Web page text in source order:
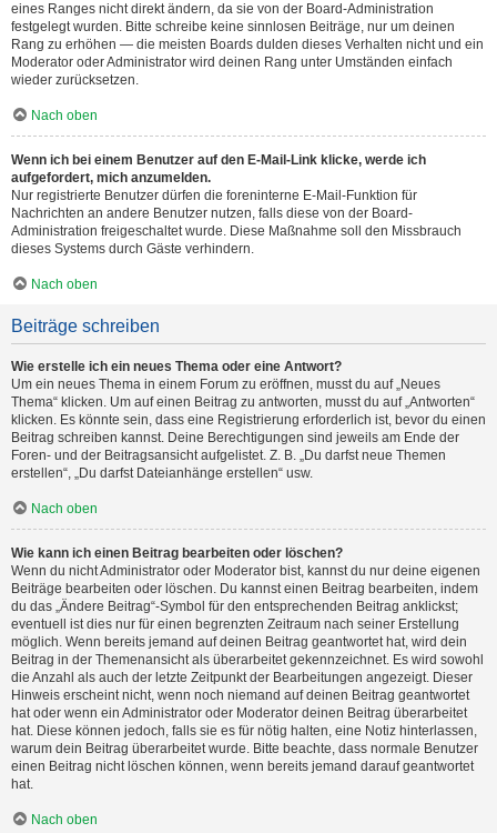
eines Ranges nicht direkt ändern, da sie von der Board-Administration
festgelegt wurden. Bitte schreibe keine sinnlosen Beiträge, nur um deinen
Rang zu erhöhen — die meisten Boards dulden dieses Verhalten nicht und ein
Moderator oder Administrator wird deinen Rang unter Umständen einfach
wieder zurücksetzen.
Nach oben
Wenn ich bei einem Benutzer auf den E-Mail-Link klicke, werde ich
aufgefordert, mich anzumelden.
Nur registrierte Benutzer dürfen die foreninterne E-Mail-Funktion für
Nachrichten an andere Benutzer nutzen, falls diese von der Board-
Administration freigeschaltet wurde. Diese Maßnahme soll den Missbrauch
dieses Systems durch Gäste verhindern.
Nach oben
Beiträge schreiben
Wie erstelle ich ein neues Thema oder eine Antwort?
Um ein neues Thema in einem Forum zu eröffnen, musst du auf „Neues
Thema“ klicken. Um auf einen Beitrag zu antworten, musst du auf „Antworten“
klicken. Es könnte sein, dass eine Registrierung erforderlich ist, bevor du einen
Beitrag schreiben kannst. Deine Berechtigungen sind jeweils am Ende der
Foren- und der Beitragsansicht aufgelistet. Z. B. „Du darfst neue Themen
erstellen“, „Du darfst Dateianhänge erstellen“ usw.
Nach oben
Wie kann ich einen Beitrag bearbeiten oder löschen?
Wenn du nicht Administrator oder Moderator bist, kannst du nur deine eigenen
Beiträge bearbeiten oder löschen. Du kannst einen Beitrag bearbeiten, indem
du das „Ändere Beitrag“-Symbol für den entsprechenden Beitrag anklickst;
eventuell ist dies nur für einen begrenzten Zeitraum nach seiner Erstellung
möglich. Wenn bereits jemand auf deinen Beitrag geantwortet hat, wird dein
Beitrag in der Themenansicht als überarbeitet gekennzeichnet. Es wird sowohl
die Anzahl als auch der letzte Zeitpunkt der Bearbeitungen angezeigt. Dieser
Hinweis erscheint nicht, wenn noch niemand auf deinen Beitrag geantwortet
hat oder wenn ein Administrator oder Moderator deinen Beitrag überarbeitet
hat. Diese können jedoch, falls sie es für nötig halten, eine Notiz hinterlassen,
warum dein Beitrag überarbeitet wurde. Bitte beachte, dass normale Benutzer
einen Beitrag nicht löschen können, wenn bereits jemand darauf geantwortet
hat.
Nach oben